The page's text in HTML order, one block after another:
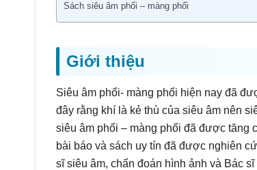
Sách siêu âm phổi – màng phổi
Giới thiệu
Siêu âm phổi- màng phổi hiện nay đã
đây rằng khí là kẻ thù của siêu âm nên
siêu âm phổi – màng phổi đã được tăng
bài báo và sách uy tín đã được nghiên
sĩ siêu âm, chẩn đoán hình ảnh và Bác